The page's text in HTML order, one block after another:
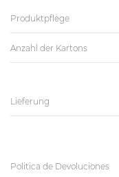
Produktpflege
Anzahl der Kartons
Lieferung
Politica de Devoluciones